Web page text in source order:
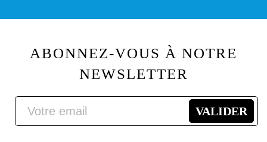
ABONNEZ-VOUS À NOTRE
NEWSLETTER